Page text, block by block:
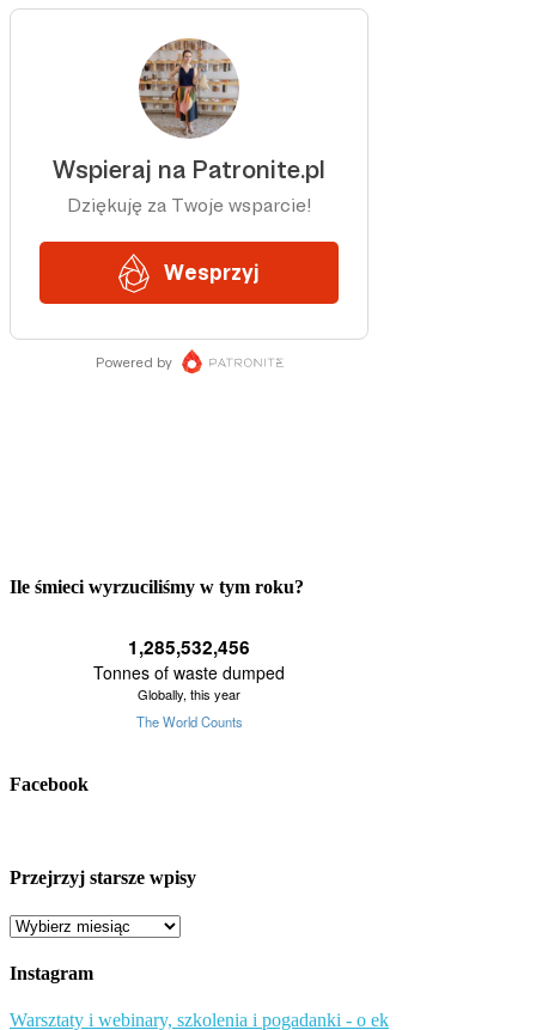
Ile śmieci wyrzuciliśmy w tym roku?
Facebook
Przejrzyj starsze wpisy
Przejrzyj
wpisy
Instagram
Warsztaty i webinary, szkolenia i pogadanki - o ek